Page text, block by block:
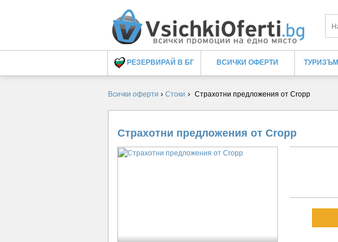
РЕЗЕРВИРАЙ В БГ ВСИЧКИ ОФЕРТИ ТУРИЗЪМ
Всички оферти › Стоки › Страхотни предложения от Cropp
Страхотни предложения от Cropp